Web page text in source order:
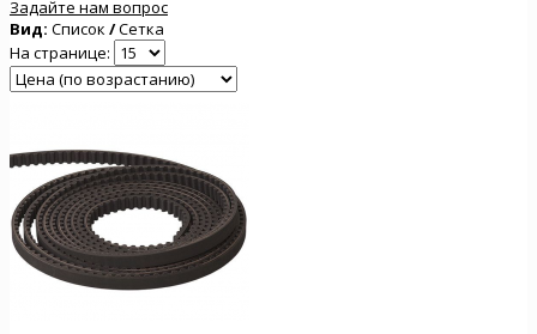
Задайте нам вопрос
Вид: Список /Сетка
На странице: